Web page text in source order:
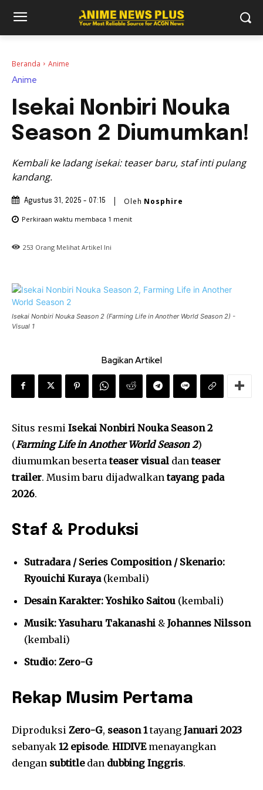
Beranda Anime
Anime
Isekai Nonbiri Nouka
Season 2 Diumumkan!
Kembali ke ladang isekai: teaser baru, staf inti pulang
kandang.
Agustus 31, 2025 - 07:15 Oleh Nosphire
Perkiraan waktu membaca 1 menit
253 Orang Melihat Artikel Ini
Isekai Nonbiri Nouka Season 2 (Farming Life in Another World Season 2) -
Visual 1
Bagikan Artikel
Situs resmi Isekai Nonbiri Nouka Season 2
(Farming Life in Another World Season 2)
diumumkan besertateaser visual danteaser
trailer. Musim baru dijadwalkantayang pada
2026.
Staf & Produksi
Sutradara / Series Composition / Skenario:
Ryouichi Kuraya(kembali)
Desain Karakter: Yoshiko Saitou (kembali)
Musik: Yasuharu Takanashi & Johannes Nilsson
(kembali)
Studio: Zero-G
Rekap Musim Pertama
Diproduksi Zero-G, season 1tayang Januari 2023
sebanyak 12 episode. HIDIVEmenayangkan
dengan subtitledan dubbing Inggris.